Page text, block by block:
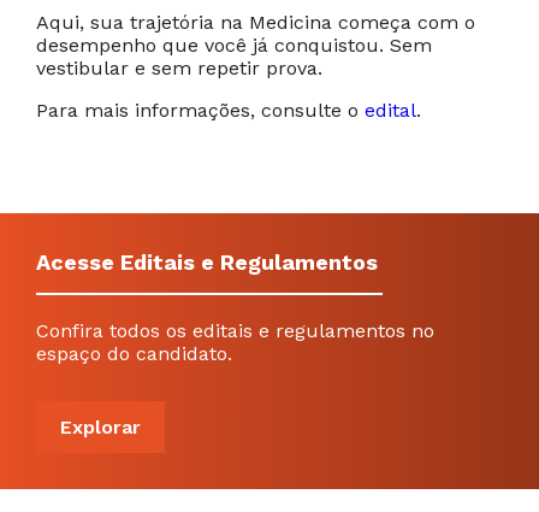
Aqui, sua trajetória na Medicina começa com o
desempenho que você já conquistou. Sem
vestibular e sem repetir prova.
Para mais informações, consulte o edital.
Acesse Editais e Regulamentos
Confira todos os editais e regulamentos no
espaço do candidato.
Explorar